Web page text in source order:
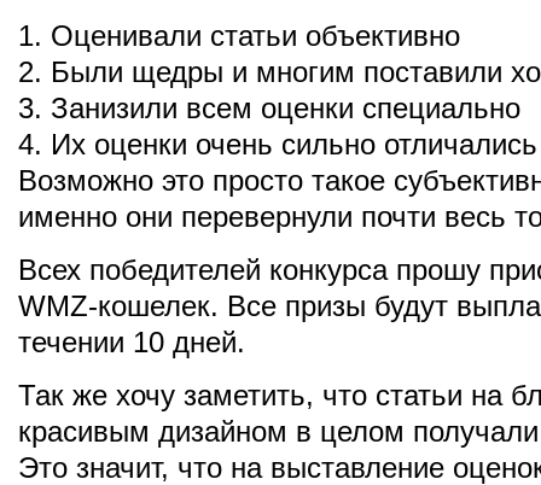
1. Оценивали статьи объективно
2. Были щедры и многим поставили
3. Занизили всем оценки специально
4. Их оценки очень сильно отличались
Возможно это просто такое
именно они перевернули почти весь
Всех победителей конкурса прошу
WMZ-кошелек. Все призы будут
течении 10 дней.
Так же хочу заметить, что статьи на
красивым дизайном в целом
Это значит, что на выставление